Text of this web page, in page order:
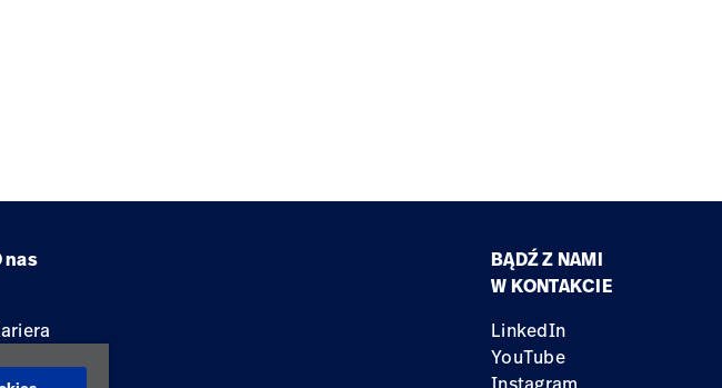
nas
BĄDŹ Z NAMI
W KONTAKCIE
LinkedIn
YouTube